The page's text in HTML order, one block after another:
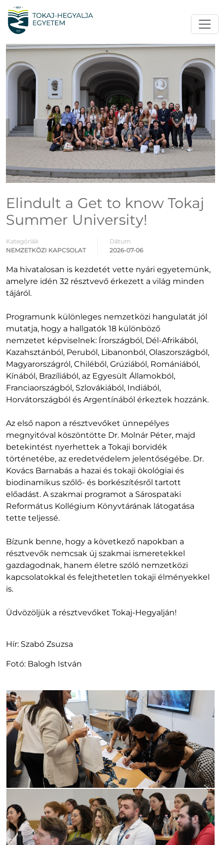
Elindult a Get to know Tokaj
Summer University!
Kategóriák
NEMZETKÖZI KAPCSOLAT
Dátum
2026-07-06
Ma hivatalosan is kezdetét vette nyári egyetemünk,
amelyre idén 32 résztvevő érkezett a világ minden
tájáról.
Programunk különleges nemzetközi hangulatát jól
mutatja, hogy a hallgatók 18 különböző
nemzetet képviselnek: Írországból, Dél-Afrikából,
Kazahsztánból, Peruból, Libanonból, Olaszországból,
Magyarországról, Chiléből, Grúziából, Romániából,
Kínából, Brazíliából, az Egyesült Államokból,
Franciaországból, Szlovákiából, Indiából,
Horvátországból és Argentínából érkeztek hozzánk.
Az első napon a résztvevőket ünnepélyes
megnyitóval köszöntötte Dr. Molnár Péter, majd
betekintést nyerhettek a Tokaji borvidék
történetébe, az eredetvédelem jelentőségébe. Dr.
Kovács Barnabás a hazai és tokaji ökológiai és
biodinamikus szőlő- és borkészítésről tartott
előadást. A szakmai programot a Sárospataki
Református Kollégium Könyvtárának látogatása
tette teljessé.
Bízunk benne, hogy a következő napokban a
résztvevők nemcsak új szakmai ismeretekkel
gazdagodnak, hanem életre szóló nemzetközi
kapcsolatokkal és felejthetetlen tokaji élményekkel
is.
Üdvözöljük a résztvevőket Tokaj-Hegyalján!
Hír: Szabó Zsuzsa
Fotó: Balogh István